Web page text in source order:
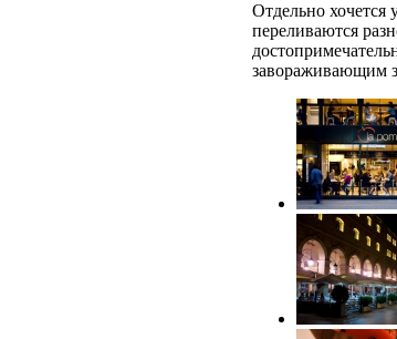
Отдельно
переливаются
завораживающим